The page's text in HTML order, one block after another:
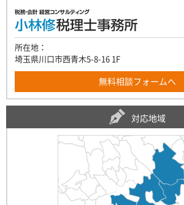
所在地：
埼玉県川口市西青木5-8-16 1F
無料相談フォームへ
対応地域